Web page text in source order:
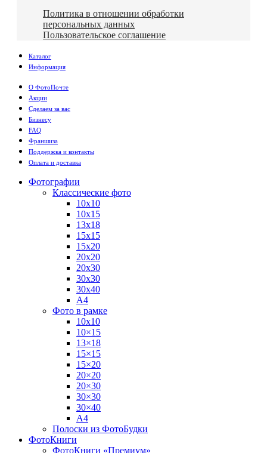
Политика в отношении обработки
персональных данных
Пользовательское соглашение
Каталог
Информация
О ФотоПочте
Акции
Сделаем за вас
Бизнесу
FAQ
Франшиза
Поддержка и контакты
Оплата и доставка
Фотографии
Классические фото
10х10
10х15
13х18
15х15
15х20
20х20
20х30
30х30
30х40
А4
Фото в рамке
10х10
10×15
13×18
15×15
15×20
20×20
20×30
30×30
30×40
A4
Полоски из ФотоБудки
ФотоКниги
ФотоКниги «Премиум»